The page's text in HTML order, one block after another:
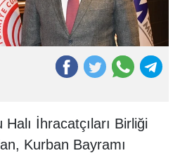
İhracatçıları Birliği
Kurban Bayramı